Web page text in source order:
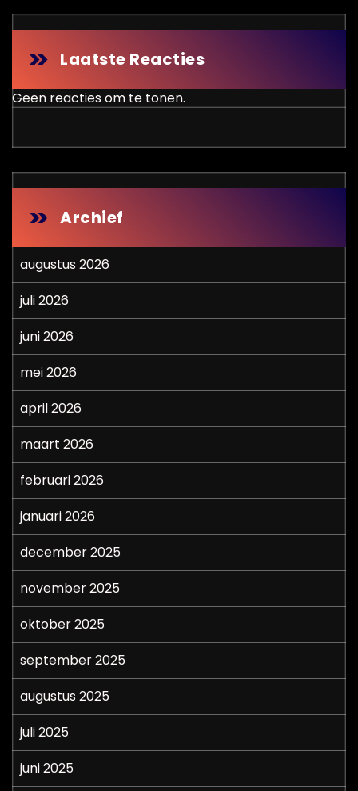
Laatste Reacties
Geen reacties om te tonen.
Archief
augustus 2026
juli 2026
juni 2026
mei 2026
april 2026
maart 2026
februari 2026
januari 2026
december 2025
november 2025
oktober 2025
september 2025
augustus 2025
juli 2025
juni 2025